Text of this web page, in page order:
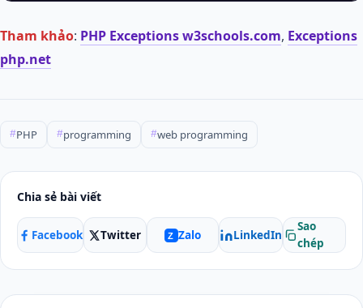
Tham khảo: PHP Exceptions w3schools.com, Exceptions
php.net
#PHP #programming #web programming
Chia sẻ bài viết
Facebook Twitter Z Zalo LinkedIn
Sao
chép